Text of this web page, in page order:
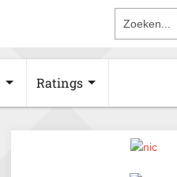
Ratings